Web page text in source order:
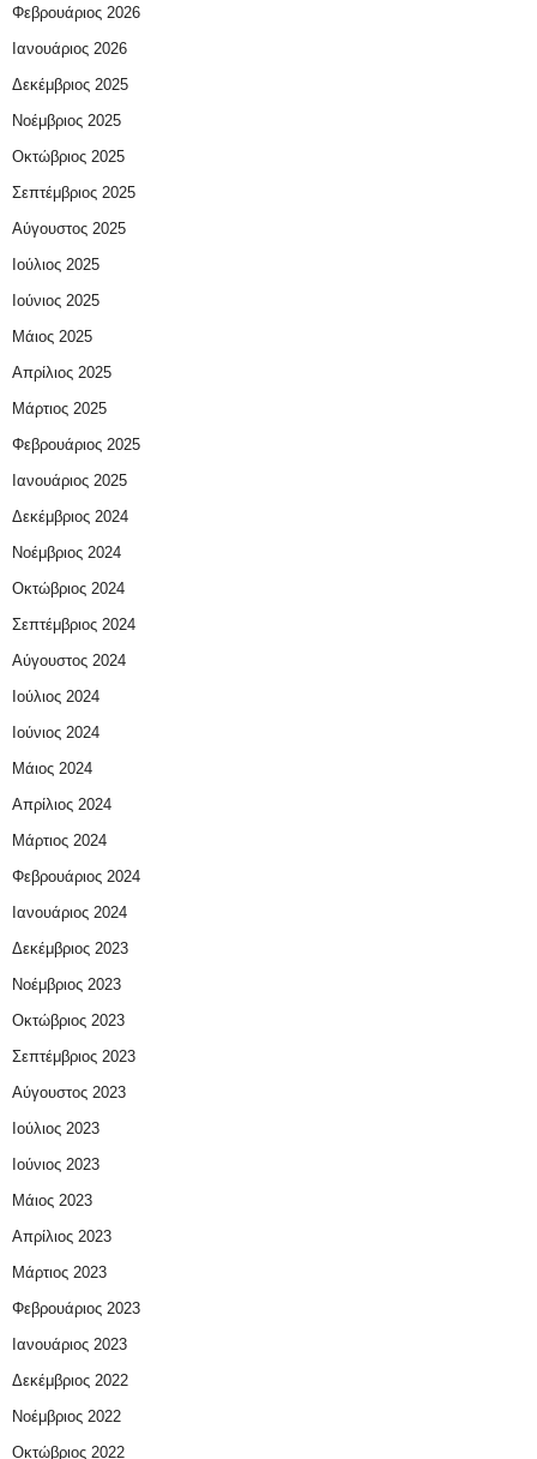
Φεβρουάριος 2026
Ιανουάριος 2026
Δεκέμβριος 2025
Νοέμβριος 2025
Οκτώβριος 2025
Σεπτέμβριος 2025
Αύγουστος 2025
Ιούλιος 2025
Ιούνιος 2025
Μάιος 2025
Απρίλιος 2025
Μάρτιος 2025
Φεβρουάριος 2025
Ιανουάριος 2025
Δεκέμβριος 2024
Νοέμβριος 2024
Οκτώβριος 2024
Σεπτέμβριος 2024
Αύγουστος 2024
Ιούλιος 2024
Ιούνιος 2024
Μάιος 2024
Απρίλιος 2024
Μάρτιος 2024
Φεβρουάριος 2024
Ιανουάριος 2024
Δεκέμβριος 2023
Νοέμβριος 2023
Οκτώβριος 2023
Σεπτέμβριος 2023
Αύγουστος 2023
Ιούλιος 2023
Ιούνιος 2023
Μάιος 2023
Απρίλιος 2023
Μάρτιος 2023
Φεβρουάριος 2023
Ιανουάριος 2023
Δεκέμβριος 2022
Νοέμβριος 2022
Οκτώβριος 2022